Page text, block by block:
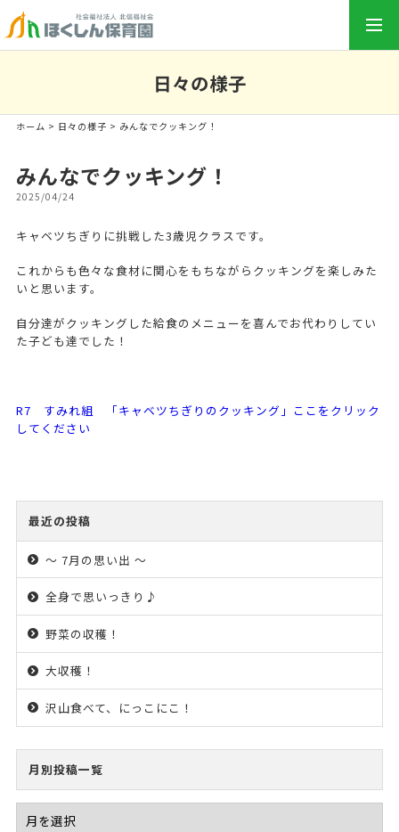
日々の様子
ホーム > 日々の様子 > みんなでクッキング！
みんなでクッキング！
2025/04/24
キャベツちぎりに挑戦した3歳児クラスです。
これからも色々な食材に関心をもちながらクッキングを楽しみた
いと思います。
自分達がクッキングした給食のメニューを喜んでお代わりしてい
た子ども達でした！
R7 すみれ組 「キャベツちぎりのクッキング」ここをクリック
してください
最近の投稿
～ 7月の思い出 ～
全身で思いっきり♪
野菜の収穫！
大収穫！
沢山食べて、にっこにこ！
月別投稿一覧